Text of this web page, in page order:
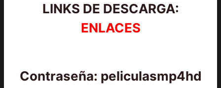
LINKS DE DESCARGA:
ENLACES
Contraseña: peliculasmp4hd